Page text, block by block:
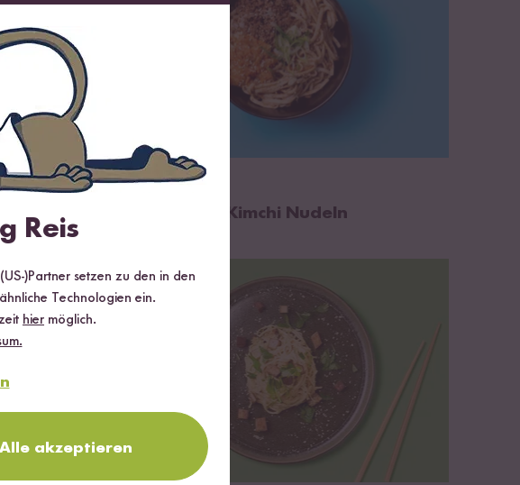
20 min
Koreanische Kimchi Nudeln
Reis
)Partner setzen zu den in den
Technologien ein.
hier möglich.
Alle akzeptieren